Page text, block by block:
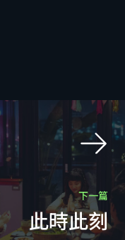
下一篇
此時此刻